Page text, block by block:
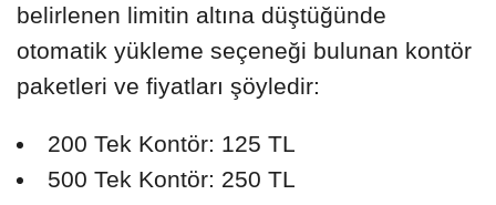
belirlenen limitin altına düştüğünde
otomatik yükleme seçeneği bulunan kontör
paketleri ve fiyatları şöyledir:
200 Tek Kontör: 125 TL
500 Tek Kontör: 250 TL